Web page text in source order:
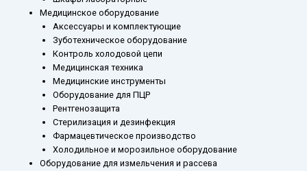
Медицинское оборудование
Аксессуары и комплектующие
Зуботехническое оборудование
Контроль холодовой цепи
Медицинская техника
Медицинские инструменты
Оборудование для ПЦР
Рентгенозащита
Стерилизация и дезинфекция
Фармацевтическое производство
Холодильное и морозильное оборудование
Оборудование для измельчения и рассева